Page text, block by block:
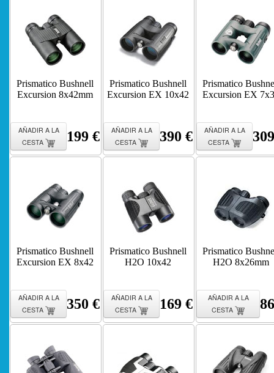
Prismatico Bushnell
Excursion 8x42mm
AÑADIR A LA
CESTA
199 €
Prismatico Bushnell
Excursion EX 10x42
AÑADIR A LA
CESTA
390 €
Prismatico
Excursion EX
AÑADIR A LA
CESTA
Prismatico Bushnell
Excursion EX 8x42
AÑADIR A LA
CESTA
350 €
Prismatico Bushnell
H2O 10x42
AÑADIR A LA
CESTA
169 €
Prismatico
H2O 8x26mm
AÑADIR A LA
CESTA